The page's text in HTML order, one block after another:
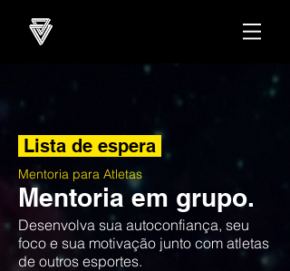
Lista de espera
Mentoria para Atletas
Mentoria em grupo.
Desenvolva sua autoconfiança, seu
foco e sua motivação junto com atletas
de outros esportes.